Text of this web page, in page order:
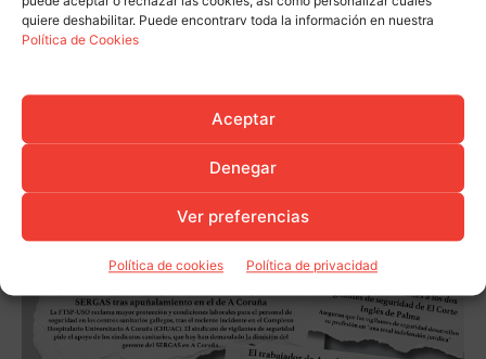
quiere deshabilitar. Puede encontrarv toda la información en nuestra
Política de Cookies
Aceptar
Denegar
Ver preferencias
Política de cookies Política de privacidad